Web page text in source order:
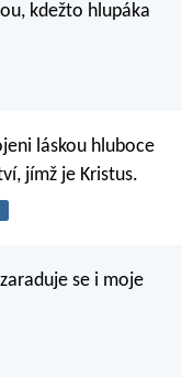
kdežto hlupáka
láskou hluboce
jímž je Kristus.
zaraduje se i moje